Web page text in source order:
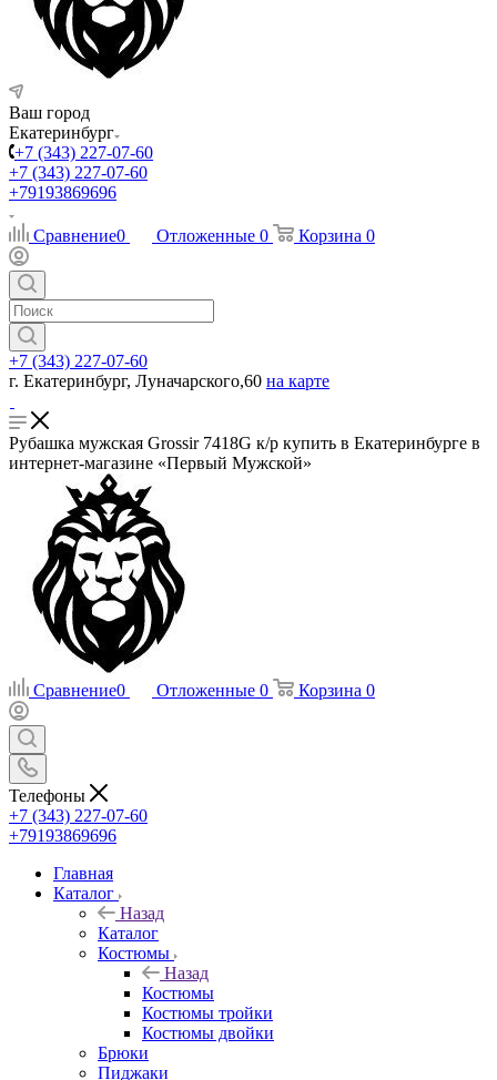
Ваш город
Екатеринбург
+7 (343) 227-07-60
+7 (343) 227-07-60
+79193869696
Сравнение0 Отложенные 0 Корзина 0
+7 (343) 227-07-60
г. Екатеринбург, Луначарского,60 на карте
Рубашка мужская Grossir 7418G к/р купить в Екатеринбурге в
интернет-магазине «Первый Мужской»
Сравнение0 Отложенные 0 Корзина 0
Телефоны
+7 (343) 227-07-60
+79193869696
Главная
Каталог
Назад
Каталог
Костюмы
Назад
Костюмы
Костюмы тройки
Костюмы двойки
Брюки
Пиджаки